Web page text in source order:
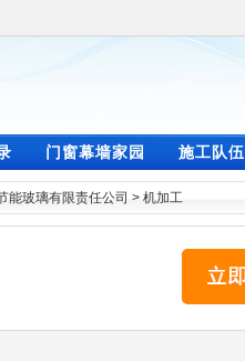
门窗幕墙家园 施工队伍
能玻璃有限责任公司 > 机加工